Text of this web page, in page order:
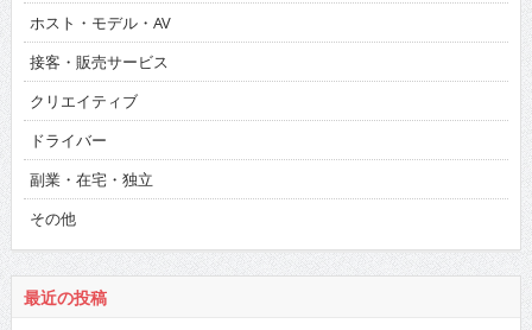
ホスト・モデル・AV
接客・販売サービス
クリエイティブ
ドライバー
副業・在宅・独立
その他
最近の投稿